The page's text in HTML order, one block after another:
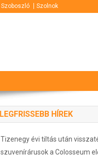
Szoboszló Szolnok
LEGFRISSEBB HÍREK
Tizenegy évi tiltás után
szuvenírárusok a Colosseum